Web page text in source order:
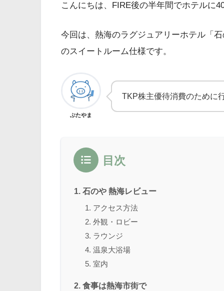
こんにちは、FIRE後の半年間でホテルに
今回は、熱海のラグジュアリーホテル「
のスイートルーム仕様です。
ぶたやま
TKP株主優待消費のために
目次
石のや 熱海レビュー
アクセス方法
外観・ロビー
ラウンジ
温泉大浴場
室内
食事は熱海市街で